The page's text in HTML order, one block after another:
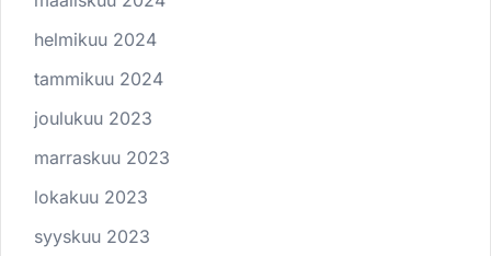
helmikuu 2024
tammikuu 2024
joulukuu 2023
marraskuu 2023
lokakuu 2023
syyskuu 2023